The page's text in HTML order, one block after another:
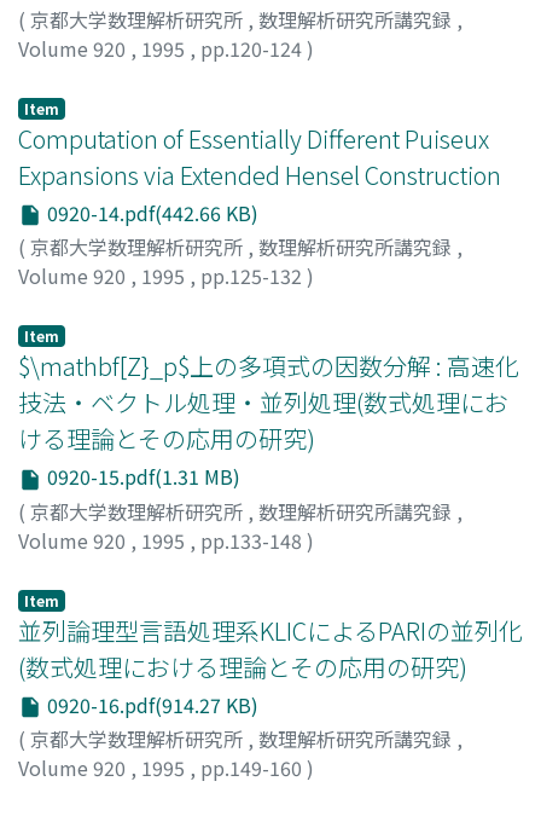
( 京都大学数理解析研究所 , 数理解析研究所講究録 ,
Volume 920 , 1995 , pp.120-124)
Mutsuko
Item
Computation of Essentially Different Puiseux
Expansions via Extended Hensel Construction
0920-14.pdf(442.66 KB)
( 京都大学数理解析研究所 , 数理解析研究所講究録 ,
Volume 920 , 1995 , pp.125-132 )
Item
$\mathbf[Z}_p$上の多項式の因数分解 : 高速化
技法・ベクトル処理・並列処理(数式処理にお
ける理論とその応用の研究)
0920-15.pdf(1.31 MB)
( 京都大学数理解析研究所 , 数理解析研究所講究録 ,
Volume 920 , 1995 , pp.133-148 )
Item
並列論理型言語処理系KLICによるPARIの並列化
(数式処理における理論とその応用の研究)
0920-16.pdf(914.27 KB)
( 京都大学数理解析研究所 , 数理解析研究所講究録 ,
Volume 920 , 1995 , pp.149-160 )